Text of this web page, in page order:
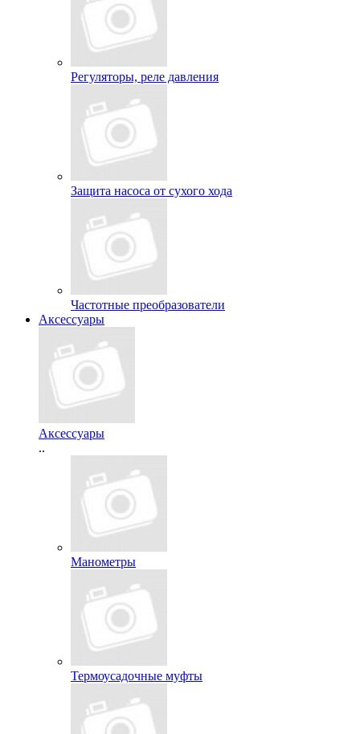
Регуляторы, реле давления
Защита насоса от сухого хода
Частотные преобразователи
Аксессуары
Аксессуары
..
Манометры
Термоусадочные муфты